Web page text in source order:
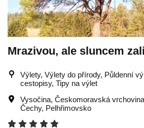
Mrazivou, ale sluncem
Výlety, Výlety do přírody, Půldenní
cestopisy, Tipy na výlet
Vysočina, Českomoravská vrchovina
Čechy, Pelhřimovsko